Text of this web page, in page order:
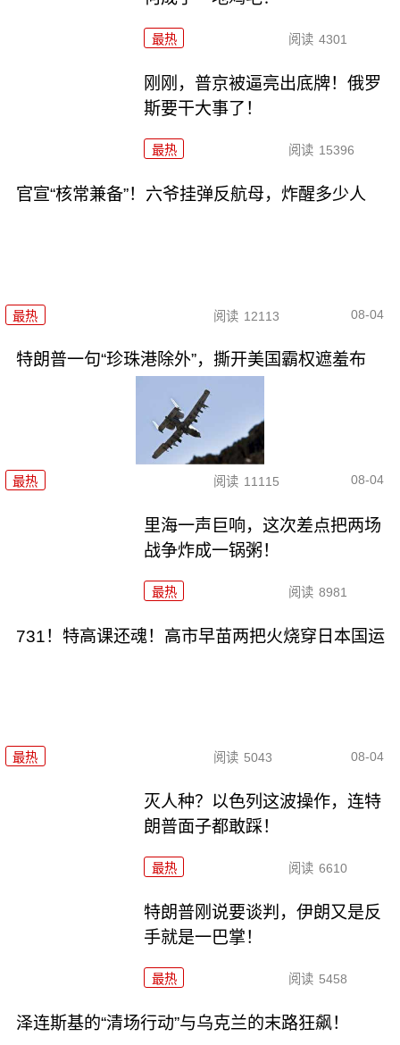
最热 阅读 4301
刚刚，普京被逼亮出底牌！俄罗
斯要干大事了！
最热 阅读 15396
官宣“核常兼备”！六爷挂弹反航母，炸醒多少人
最热 阅读 12113 08-04
特朗普一句“珍珠港除外”，撕开美国霸权遮羞布
最热 阅读 11115 08-04
里海一声巨响，这次差点把两场
战争炸成一锅粥！
最热 阅读 8981
731！特高课还魂！高市早苗两把火烧穿日本国运
最热 阅读 5043 08-04
灭人种？以色列这波操作，连特
朗普面子都敢踩！
最热 阅读 6610
特朗普刚说要谈判，伊朗又是反
手就是一巴掌！
最热 阅读 5458
泽连斯基的“清场行动”与乌克兰的末路狂飙！